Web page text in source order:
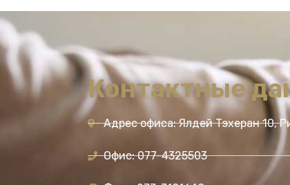
Контактные
Адрес офиса: Ялдей Тэхеран 10,
Офис: 077-4325503